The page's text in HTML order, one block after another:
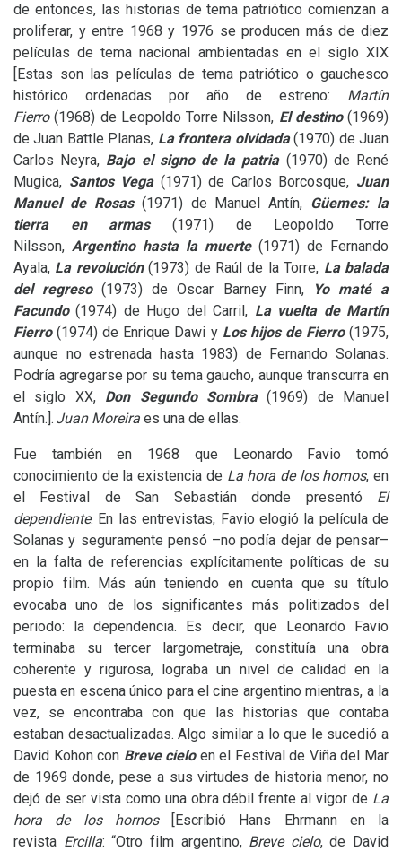
de entonces, las historias de tema patriótico comienzan a
proliferar, y entre 1968 y 1976 se producen más de diez
películas de tema nacional ambientadas en el siglo XIX
[Estas son las películas de tema patriótico o gauchesco
histórico ordenadas por año de estreno: Martín
Fierro(1968) de Leopoldo Torre Nilsson, El destino (1969)
de Juan Battle Planas, La frontera olvidada (1970) de Juan
Carlos Neyra, Bajo el signo de la patria (1970) de René
Mugica, Santos Vega (1971) de Carlos Borcosque, Juan
Manuel de Rosas (1971) de Manuel Antín, Güemes: la
tierra en armas
(1971) de Leopoldo Torre
Nilsson, Argentino hasta la muerte (1971) de Fernando
Ayala, La revolución (1973) de Raúl de la Torre, La balada
del regreso (1973) de Oscar Barney Finn,
Yo maté a
Facundo (1974) de Hugo del Carril, La vuelta de Martín
Fierro (1974) de Enrique Dawi y Los hijos de Fierro (1975,
aunque no estrenada hasta 1983) de Fernando Solanas.
Podría agregarse por su tema gaucho, aunque transcurra en
el siglo XX, Don Segundo Sombra (1969) de Manuel
Antín.]. Juan Moreira es una de ellas.
Fue también en 1968 que Leonardo Favio tomó
conocimiento de la existencia de La hora de los hornos, en
el Festival de San Sebastián donde presentó El
dependiente. En las entrevistas, Favio elogió la película de
Solanas y seguramente pensó –no podía dejar de pensar–
en la falta de referencias explícitamente políticas de su
propio film. Más aún teniendo en cuenta que su título
evocaba uno de los significantes más politizados del
periodo: la dependencia. Es decir, que Leonardo Favio
terminaba su tercer largometraje, constituía una obra
coherente y rigurosa, lograba un nivel de calidad en la
puesta en escena único para el cine argentino mientras, a la
vez, se encontraba con que las historias que contaba
estaban desactualizadas. Algo similar a lo que le sucedió a
David Kohon con Breve cielo en el Festival de Viña del Mar
de 1969 donde, pese a sus virtudes de historia menor, no
dejó de ser vista como una obra débil frente al vigor de La
hora de los hornos
[Escribió Hans Ehrmann en la
revista Ercilla: “Otro film argentino, Breve cielo, de David